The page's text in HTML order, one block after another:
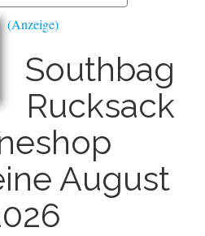
Southbag
Rucksack
August